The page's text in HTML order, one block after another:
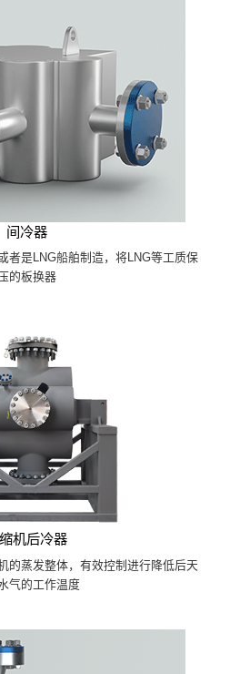
间冷器
者是LNG船舶制造，将LNG等工质保
的板换器
机后冷器
的蒸发整体，有效控制进行降低后天
气的工作温度